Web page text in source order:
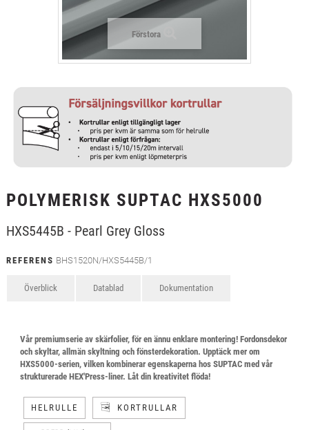
Förstora
POLYMERISK SUPTAC HXS5000
HXS5445B - Pearl Grey Gloss
REFERENS BHS1520N/HXS5445B/1
Överblick Datablad Dokumentation
Vår premiumserie av skärfolier, för en ännu enklare montering! Fordonsdekor
och skyltar, allmän skyltning och fönsterdekoration. Upptäck mer om
HXS5000-serien, vilken kombinerar egenskaperna hos SUPTAC med vår
strukturerade HEX'Press-liner. Låt din kreativitet flöda!
HELRULLE KORTRULLAR